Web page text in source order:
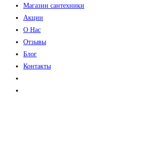
Магазин сантехники
Акции
О Нас
Отзывы
Блог
Контакты